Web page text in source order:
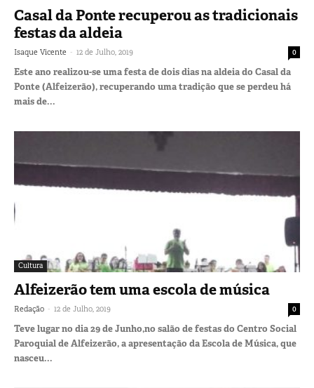
Casal da Ponte recuperou as tradicionais
festas da aldeia
Isaque Vicente - 12 de Julho, 2019 0
Este ano realizou-se uma festa de dois dias na aldeia do Casal da
Ponte (Alfeizerão), recuperando uma tradição que se perdeu há
mais de...
Cultura
Alfeizerão tem uma escola de música
Redação - 12 de Julho, 2019 0
Teve lugar no dia 29 de Junho,no salão de festas do Centro Social
Paroquial de Alfeizerão, a apresentação da Escola de Música, que
nasceu...